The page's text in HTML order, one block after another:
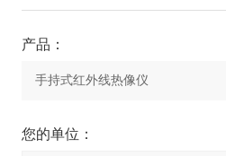
产品：
您的单位：